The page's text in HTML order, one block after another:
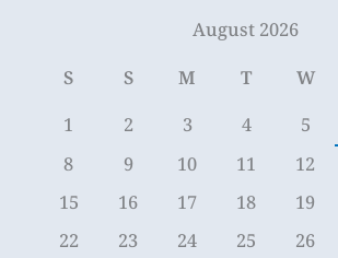
August 2026
S
S M T W
1
2 3 4 5
8
9 10 11 12
15
16 17 18 19
22
23 24 25 26